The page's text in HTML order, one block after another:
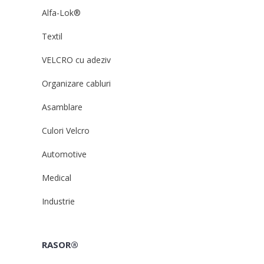
Alfa-Lok®
Textil
VELCRO cu adeziv
Organizare cabluri
Asamblare
Culori Velcro
Automotive
Medical
Industrie
RASOR®